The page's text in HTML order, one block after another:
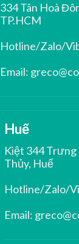
334 Tân Hoà
TP.HCM
Hotline/Zalo/
Email:
Huế
Kiệt 344
Thủy, Huế
Hotline/Zalo/
Email: